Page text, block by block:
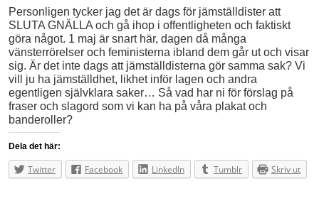
Personligen tycker jag det är dags för jämställdister att
SLUTA GNÄLLA och gå ihop i offentligheten och faktiskt
göra något. 1 maj är snart här, dagen då många
vänsterrörelser och feministerna ibland dem går ut och visar
sig. Är det inte dags att jämställdisterna gör samma sak? Vi
vill ju ha jämställdhet, likhet inför lagen och andra
egentligen självklara saker… Så vad har ni för förslag på
fraser och slagord som vi kan ha på våra plakat och
banderoller?
Dela det här:
Twitter Facebook LinkedIn Tumblr Skriv ut